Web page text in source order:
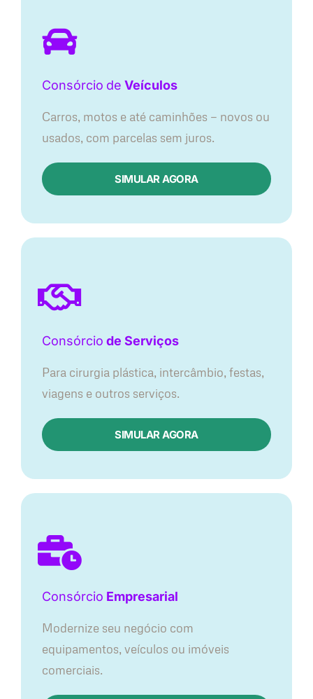
Consórcio de Veículos
Carros, motos e até caminhões — novos ou
usados, com parcelas sem juros.
SIMULAR AGORA
Consórcio de Serviços
Para cirurgia plástica, intercâmbio, festas,
viagens e outros serviços.
SIMULAR AGORA
Consórcio Empresarial
Modernize seu negócio com
equipamentos, veículos ou imóveis
comerciais.